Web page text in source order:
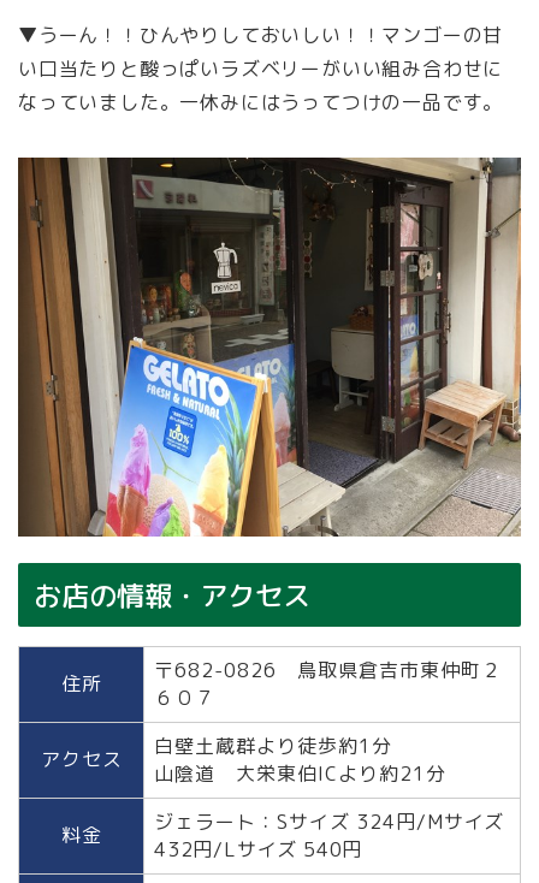
▼うーん！！ひんやりしておいしい！！マンゴーの甘
い口当たりと酸っぱいラズベリーがいい組み合わせに
なっていました。一休みにはうってつけの一品です。
お店の情報・アクセス
住所
〒682-0826 鳥取県倉吉市東仲町２
６０７
アクセス
白壁土蔵群より徒歩約1分
山陰道 大栄東伯ICより約21分
料金 ジェラート：Sサイズ 324円/Mサイズ
432円/Lサイズ 540円